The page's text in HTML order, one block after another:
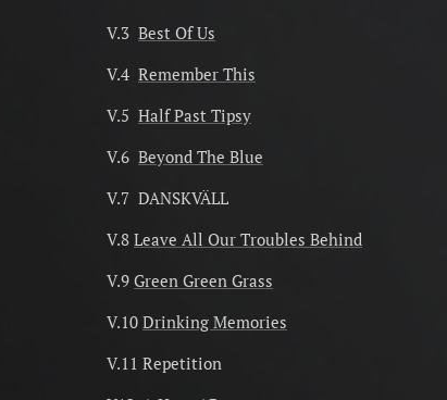
V.3 Best Of Us
V.4 Remember This
V.5 Half Past Tipsy
V.6 Beyond The Blue
V.7 DANSKVÄLL
V.8 Leave All Our Troubles Behind
V.9 Green Green Grass
V.10 Drinking Memories
V.11 Repetition